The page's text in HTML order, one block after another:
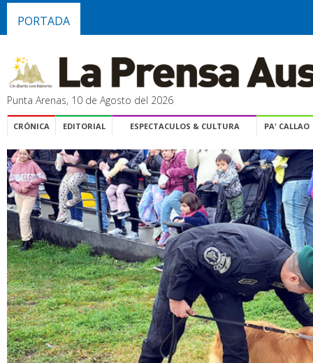
PORTADA
Punta Arenas, 10 de Agosto del 2026
CRÓNICA EDITORIAL ESPECTACULOS & CULTURA PA' CALLAO